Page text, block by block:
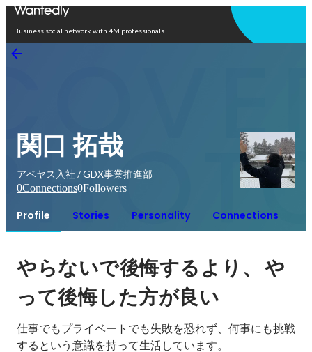
Business social network with 4M professionals
関口 拓哉
アベヤス入社 / GDX事業推進部
0Connections0Followers
Profile Stories Personality Connections
やらないで後悔するより 、 や
って後悔した方が良い
仕事でもプライベートでも失敗を恐れず、何事にも挑戦
するという意識を持って生活しています。